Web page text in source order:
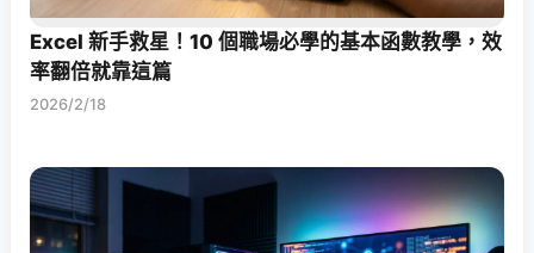
Excel 新手救星！10 個職場必學的基本函數教學，效
率翻倍就靠這篇
2026/2/18